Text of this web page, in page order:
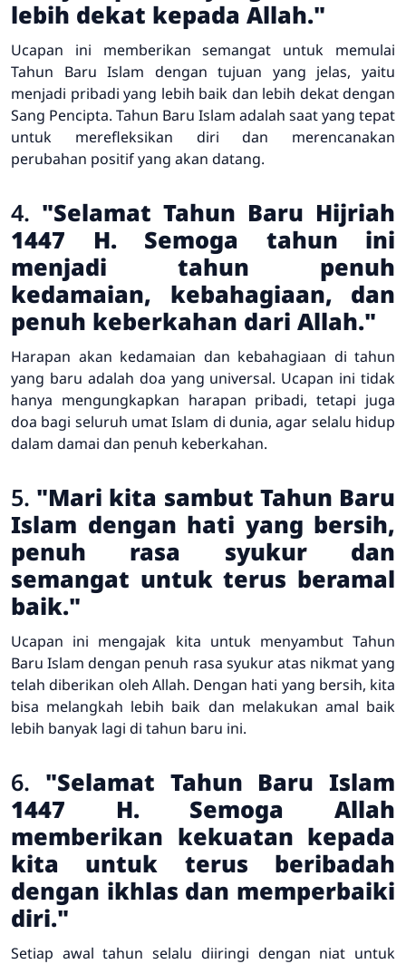
lebih dekat kepada Allah."
Ucapan ini memberikan semangat untuk memulai
Tahun Baru Islam dengan tujuan yang jelas, yaitu
menjadi pribadi yang lebih baik dan lebih dekat dengan
Sang Pencipta. Tahun Baru Islam adalah saat yang tepat
untuk merefleksikan diri dan merencanakan
perubahan positif yang akan datang.
4. "Selamat Tahun Baru Hijriah
1447 H. Semoga tahun ini
menjadi tahun penuh
kedamaian, kebahagiaan, dan
penuh keberkahan dari Allah."
Harapan akan kedamaian dan kebahagiaan di tahun
yang baru adalah doa yang universal. Ucapan ini tidak
hanya mengungkapkan harapan pribadi, tetapi juga
doa bagi seluruh umat Islam di dunia, agar selalu hidup
dalam damai dan penuh keberkahan.
5. "Mari kita sambut Tahun Baru
Islam dengan hati yang bersih,
penuh rasa syukur dan
semangat untuk terus beramal
baik."
Ucapan ini mengajak kita untuk menyambut Tahun
Baru Islam dengan penuh rasa syukur atas nikmat yang
telah diberikan oleh Allah. Dengan hati yang bersih, kita
bisa melangkah lebih baik dan melakukan amal baik
lebih banyak lagi di tahun baru ini.
6. "Selamat Tahun Baru Islam
1447 H. Semoga Allah
memberikan kekuatan kepada
kita untuk terus beribadah
dengan ikhlas dan memperbaiki
diri."
Setiap awal tahun selalu diiringi dengan niat untuk